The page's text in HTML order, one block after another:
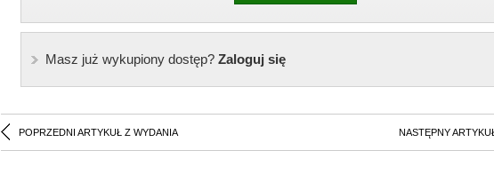
Masz już wykupiony dostęp?Zaloguj się
POPRZEDNI ARTYKUŁ Z WYDANIA NASTĘPNY